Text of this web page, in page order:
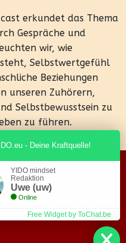
erkundet das Thema
Gespräche und
wir, wie
Selbstwertgefühl
Beziehungen
unseren Zuhörern,
Selbstbewusstsein zu
zu führen.
Eigenverlag von Uwe
dass wir
Website bieten.
erklären wir Dir, wie
- Deine Kraftquelle!
YIDO mindset
Redaktion
Uwe (uw)
Online
Free Widget by ToChat.be